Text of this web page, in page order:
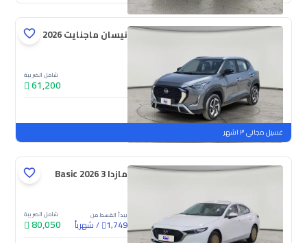
نيسان ماجنايت S 2026
شامل الضريبة
61,200
جديدة
ملوحة
غسيل مجاني ٣ اشهر
مازدا 3 Basic 2026
يبدأ القسط من
1,749
/شهرياً
شامل الضريبة
80,050